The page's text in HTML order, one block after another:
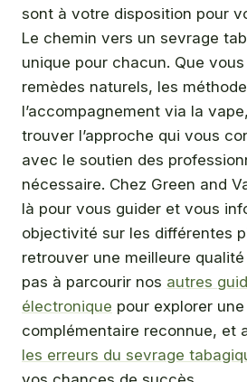
sont à votre disposition pour
Le chemin vers un sevrage
unique pour chacun. Que
remèdes naturels, les
l’accompagnement via la
trouver l’approche qui vous
avec le soutien des
nécessaire. Chez Green and
là pour vous guider et vous
objectivité sur les différentes
retrouver une meilleure qualité
pas à parcourir nos autres
électronique pour explorer
complémentaire reconnue, et
les erreurs du sevrage